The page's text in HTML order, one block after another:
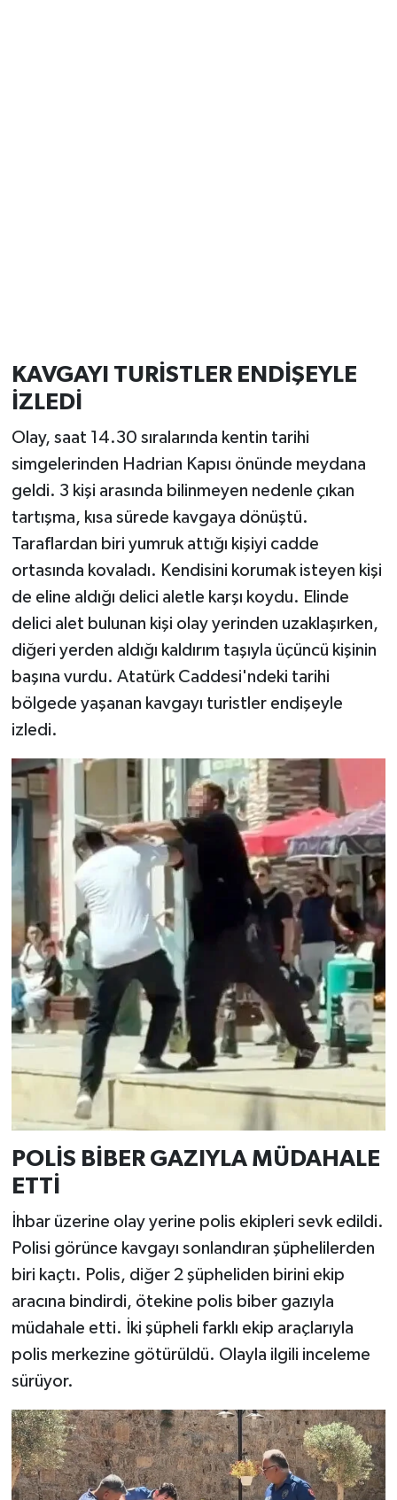
KAVGAYI TURİSTLER ENDİŞEYLE
İZLEDİ
Olay, saat 14.30 sıralarında kentin tarihi
simgelerinden Hadrian Kapısı önünde meydana
geldi. 3 kişi arasında bilinmeyen nedenle çıkan
tartışma, kısa sürede kavgaya dönüştü.
Taraflardan biri yumruk attığı kişiyi cadde
ortasında kovaladı. Kendisini korumak isteyen kişi
de eline aldığı delici aletle karşı koydu. Elinde
delici alet bulunan kişi olay yerinden uzaklaşırken,
diğeri yerden aldığı kaldırım taşıyla üçüncü kişinin
başına vurdu. Atatürk Caddesi'ndeki tarihi
bölgede yaşanan kavgayı turistler endişeyle
izledi.
POLİS BİBER GAZIYLA MÜDAHALE
ETTİ
İhbar üzerine olay yerine polis ekipleri sevk edildi.
Polisi görünce kavgayı sonlandıran şüphelilerden
biri kaçtı. Polis, diğer 2 şüpheliden birini ekip
aracına bindirdi, ötekine polis biber gazıyla
müdahale etti. İki şüpheli farklı ekip araçlarıyla
polis merkezine götürüldü. Olayla ilgili inceleme
sürüyor.